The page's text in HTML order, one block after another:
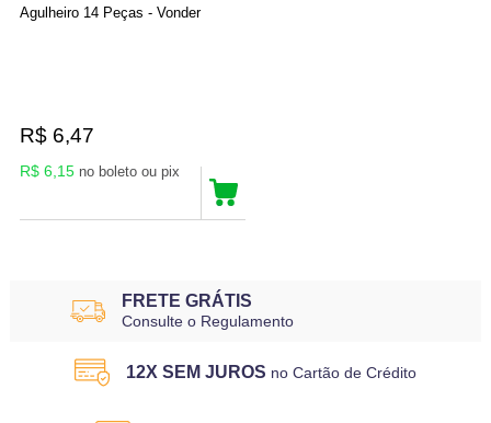
Agulheiro 14 Peças - Vonder
R$ 6,47
R$ 6,15 no boleto ou pix
FRETE GRÁTIS
Consulte o Regulamento
12X SEM JUROS no Cartão de Crédito